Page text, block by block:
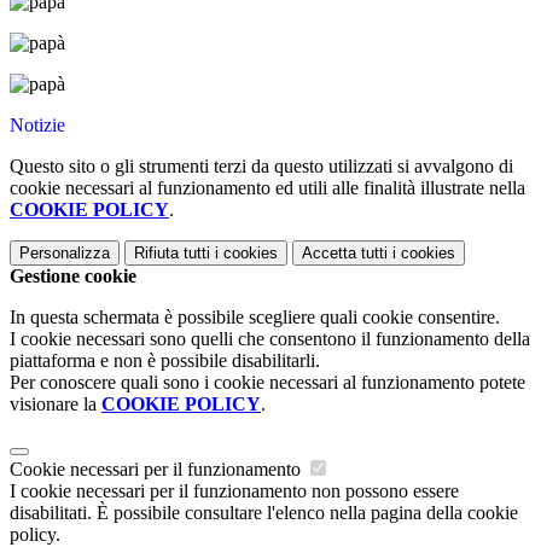
Notizie
Questo sito o gli strumenti terzi da questo utilizzati si avvalgono di
cookie necessari al funzionamento ed utili alle finalità illustrate nella
COOKIE POLICY.
Personalizza Rifiuta tutti i cookies Accetta tutti i cookies
Gestione cookie
In questa schermata è possibile scegliere quali cookie consentire.
I cookie necessari sono quelli che consentono il funzionamento della
piattaforma e non è possibile disabilitarli.
Per conoscere quali sono i cookie necessari al funzionamento potete
visionare la COOKIE POLICY.
Cookie necessari per il funzionamento
I cookie necessari per il funzionamento non possono essere
disabilitati. È possibile consultare l'elenco nella pagina della cookie
policy.